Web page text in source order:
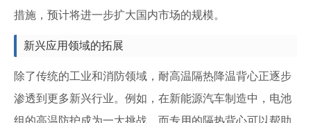
措施，预计将进一步扩大国内市场的规模。
新兴应用领域的拓展
除了传统的工业和消防领域，耐高温隔热降温背心正逐步
渗透到更多新兴行业。例如，在新能源汽车制造中，电池
组的高温防护成为一大挑战，而专用的隔热背心可以帮助